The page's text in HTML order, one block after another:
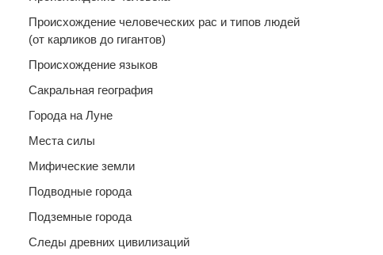
Происхождение человеческих рас и типов людей
(от карликов до гигантов)
Происхождение языков
Сакральная география
Города на Луне
Места силы
Мифические земли
Подводные города
Подземные города
Следы древних цивилизаций